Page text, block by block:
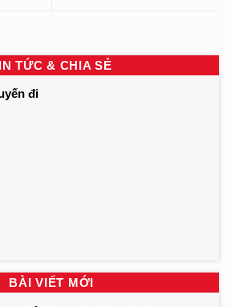
TỨC & CHIA SẺ
đi
BÀI VIẾT MỚI